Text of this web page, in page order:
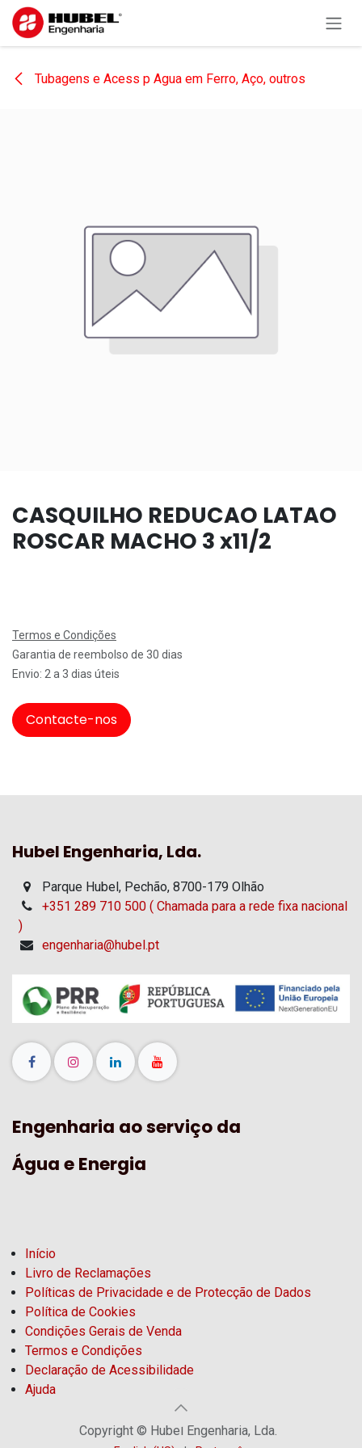
Pular para o conteúdo
Tubagens e Acess p Agua em Ferro, Aço, outros
CASQUILHO REDUCAO LATAO
ROSCAR MACHO 3 x11/2
Termos e Condições
Garantia de reembolso de 30 dias
Envio: 2 a 3 dias úteis
Contacte-nos
Hubel Engenharia, Lda.
Parque Hubel, Pechão, 8700-179 Olhão
+351 289 710 500 ( Chamada para a rede fixa nacional
)
engenharia@hubel.pt
Engenharia ao serviço da
Água e Energia
Início
Livro de Reclamações
Políticas de Privacidade e de Protecção de Dados
Política de Cookies
Condições Gerais de Venda
Termos e Condições
Declaração de Acessibilidade
Ajuda
Copyright © Hubel Engenharia, Lda.